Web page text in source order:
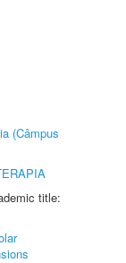
(Câmpus
title: